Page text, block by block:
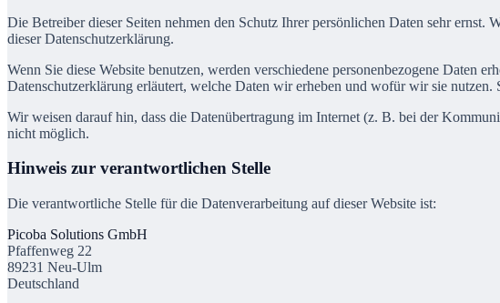
Die Betreiber dieser Seiten nehmen den Schutz Ihrer persönlichen Daten sehr
dieser Datenschutzerklärung.
Wenn Sie diese Website benutzen, werden verschiedene personenbezogene Daten
Datenschutzerklärung erläutert, welche Daten wir erheben und wofür wir sie
Wir weisen darauf hin, dass die Datenübertragung im Internet (z. B. bei der
nicht möglich.
Hinweis zur verantwortlichen Stelle
Die verantwortliche Stelle für die Datenverarbeitung auf dieser Website ist:
Picoba Solutions GmbH
Pfaffenweg 22
89231 Neu-Ulm
Deutschland